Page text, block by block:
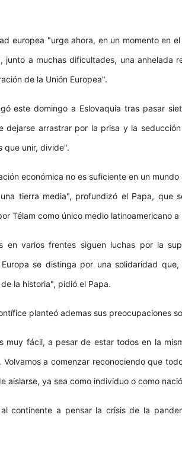
europea "urge ahora, en un momento en
junto a muchas dificultades, una anhelada
de la Unión Europea".
este domingo a Eslovaquia tras pasar
dejarse arrastrar por la prisa y la
que unir, divide".
económica no es suficiente en un
tierra media", profundizó el Papa, que
Télam como único medio latinoamericano
en varios frentes siguen luchas por la
se distinga por una solidaridad
la historia", pidió el Papa.
planteó ademas sus preocupaciones
muy fácil, a pesar de estar todos en la
Volvamos a comenzar reconociendo que
aislarse, ya sea como individuo o como
continente a pensar la crisis de la